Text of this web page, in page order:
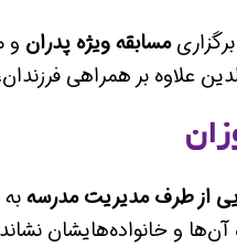
مسابقه ویژه پدران و
علاوه بر همراهی
از طرف مدیریت مدرسه
آن‌ها و خانواده‌هایشان